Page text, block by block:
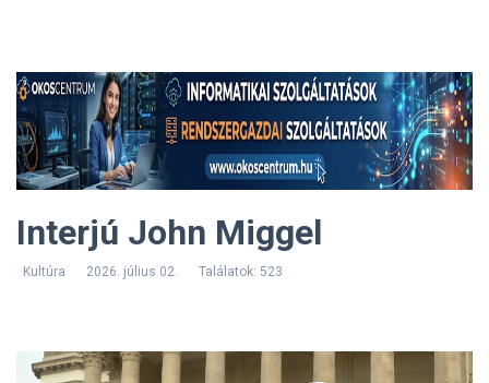
Interjú John Miggel
Kultúra 2026. július 02. Találatok: 523